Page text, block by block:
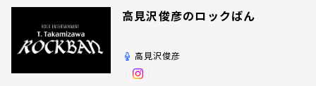
高見沢俊彦のロックばん
高見沢俊彦